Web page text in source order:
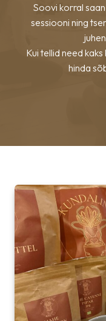
Soovi korral
sessiooni ning
Kui tellid need
hinda